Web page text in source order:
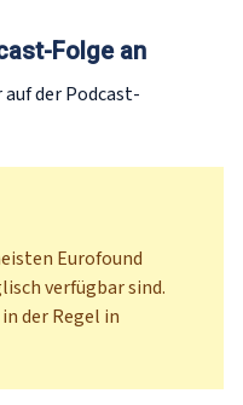
Folge an
der Podcast-
Eurofound
verfügbar sind.
der Regel in